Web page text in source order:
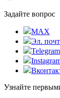
Задайте вопрос
MAX
Эл.
Telegram
Узнайте